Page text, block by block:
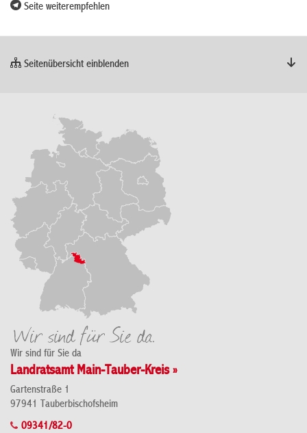
Seite weiterempfehlen
Seitenübersicht einblenden
Wir sind für Sie da
Landratsamt Main-Tauber-Kreis »
Gartenstraße 1
97941 Tauberbischofsheim
09341/82-0